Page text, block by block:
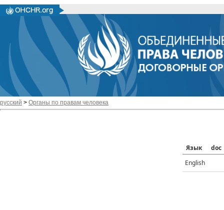
русский > Органы по правам человека
Язык
doc
English